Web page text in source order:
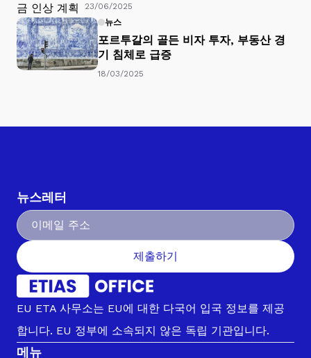
23/06/2025
뉴스
포르투갈의 골든 비자 투자, 부동산 경
기 침체로 급증
18/03/2025
뉴스레터
제출하기
EU ETA 사무소는 EU에 대한 다국어 입국 정보를 제공
합니다. EU 정부에 소속되지 않은 독립 기관입니다.
메뉴